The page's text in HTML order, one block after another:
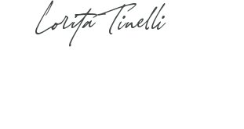
Lorita Tinelli